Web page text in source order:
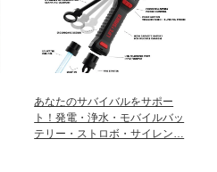
あなたのサバイバルをサポー
ト！発電・浄水・モバイルバッ
テリー・ストロボ・サイレン…